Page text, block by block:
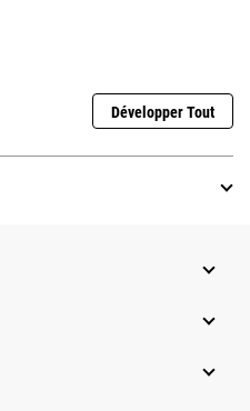
Développer Tout